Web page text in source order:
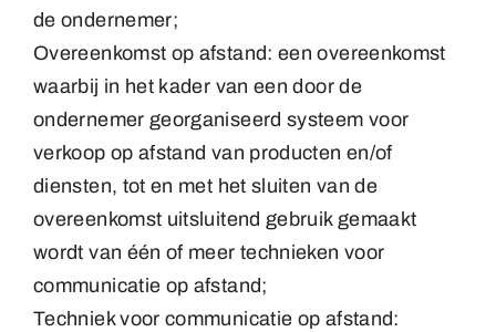
de ondernemer;
Overeenkomst op afstand: een overeenkomst
waarbij in het kader van een door de
ondernemer georganiseerd systeem voor
verkoop op afstand van producten en/of
diensten, tot en met het sluiten van de
overeenkomst uitsluitend gebruik gemaakt
wordt van één of meer technieken voor
communicatie op afstand;
Techniek voor communicatie op afstand: